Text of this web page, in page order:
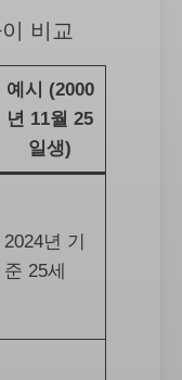
비교
예시 (2000
년 11월 25
일생)
2024년 기
준 25세